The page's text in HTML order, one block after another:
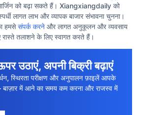
को बढ़ा सकते हैं। Xiangxiangdaily को
लागत लाभ और व्यापक बाजार संभावना चुनना।
हमसेसंपर्क करने और लागत अनुकूलन और व्यवसाय
तलाशने के लिए स्वागत करते हैं।
उठाएं, अपनी बिक्री बढ़ाएं
स्थिरता परीक्षण और अनुपालन फ़ाइलें आपके
में आने का समय कम करना और राजस्व में